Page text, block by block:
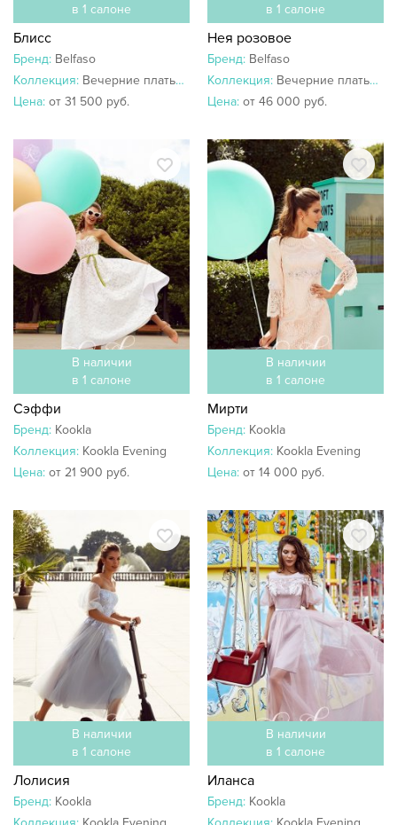
в 1 салоне
Блисс
Бренд: Belfaso
Коллекция: Вечерние платья 2019
Цена: от 31 500 руб.
в 1 салоне
Нея розовое
Бренд: Belfaso
Коллекция: Вечерние платья 2019
Цена: от 46 000 руб.
В наличии
в 1 салоне
Сэффи
Бренд: Kookla
Коллекция: Kookla Evening
Цена: от 21 900 руб.
В наличии
в 1 салоне
Мирти
Бренд: Kookla
Коллекция: Kookla Evening
Цена: от 14 000 руб.
В наличии
в 1 салоне
Лолисия
Бренд: Kookla
В наличии
в 1 салоне
Иланса
Бренд: Kookla